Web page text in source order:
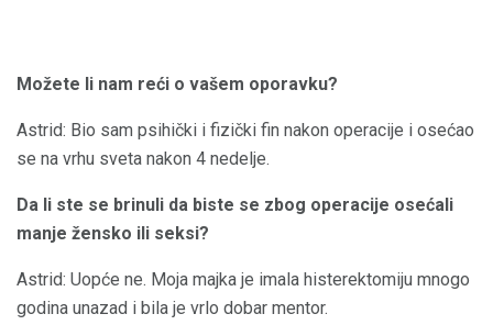
Možete li nam reći o vašem oporavku?
Astrid: Bio sam psihički i fizički fin nakon operacije i osećao
se na vrhu sveta nakon 4 nedelje.
Da li ste se brinuli da biste se zbog operacije osećali
manje žensko ili seksi?
Astrid: Uopće ne. Moja majka je imala histerektomiju mnogo
godina unazad i bila je vrlo dobar mentor.